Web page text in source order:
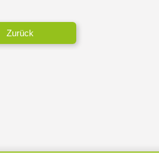
Zurück